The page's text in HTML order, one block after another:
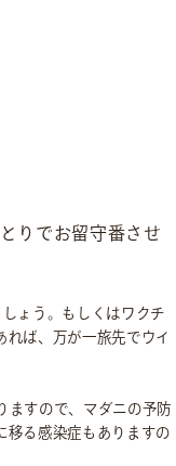
りでお留守番させ
しょう。もしくはワクチ
ば、万が一旅先でウイ
ますので、マダニの予防
移る感染症もありますの